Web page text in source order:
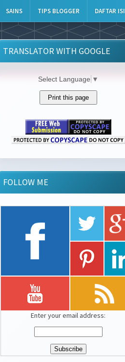
SAINS TIPS BLOGGER DAFTAR ISI
TRANSLATOR WITH GOOGLE
Select Language ▼
FOLLOW ME
Enter your email address: